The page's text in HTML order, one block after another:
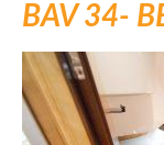
BAV 34-